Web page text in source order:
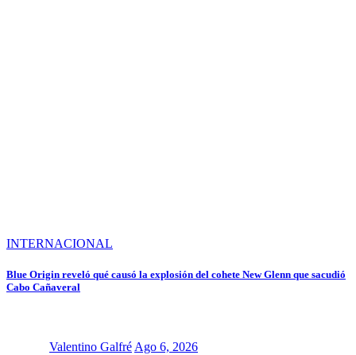
INTERNACIONAL
Blue Origin reveló qué causó la explosión del cohete New Glenn que sacudió
Cabo Cañaveral
Valentino Galfré Ago 6, 2026